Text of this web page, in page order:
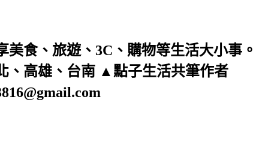
美食、旅遊、3C、購物等生活大小事。
、高雄、台南 ▲點子生活共筆作者